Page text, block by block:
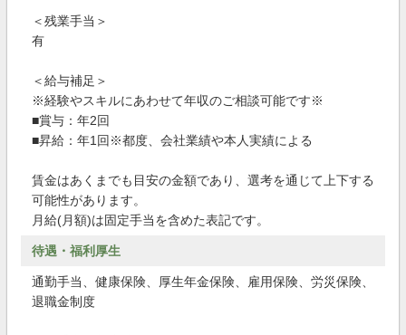
＜残業手当＞
有
＜給与補足＞
※経験やスキルにあわせて年収のご相談可能です※
■賞与：年2回
■昇給：年1回※都度、会社業績や本人実績による
賃金はあくまでも目安の金額であり、選考を通じて上下する
可能性があります。
月給(月額)は固定手当を含めた表記です。
待遇・福利厚生
通勤手当、健康保険、厚生年金保険、雇用保険、労災保険、
退職金制度